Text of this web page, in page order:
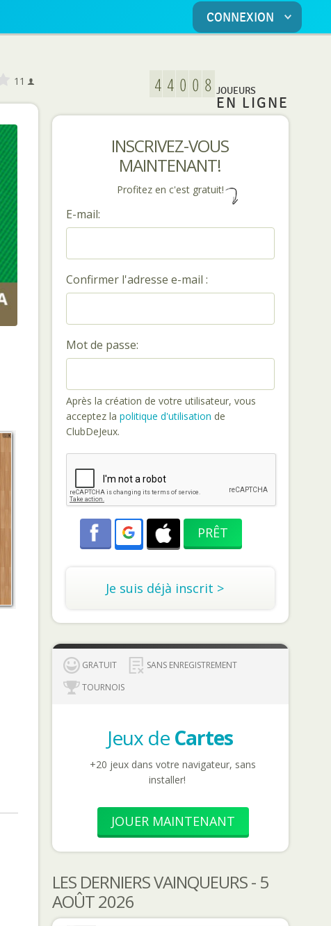
CONNEXION
5
11
JOUEURS
EN LIGNE
INSCRIVEZ-VOUS
MAINTENANT!
Profitez en c'est gratuit!
E-mail:
Confirmer l'adresse e-mail :
Mot de passe:
Après la création de votre utilisateur, vous
acceptez la politique d'utilisation de
ClubDeJeux.
Je suis déjà inscrit >
GRATUIT
SANS ENREGISTREMENT
TOURNOIS
Jeux de Cartes
+20 jeux dans votre navigateur, sans
installer!
JOUER MAINTENANT
LES DERNIERS VAINQUEURS - 5
AOÛT 2026